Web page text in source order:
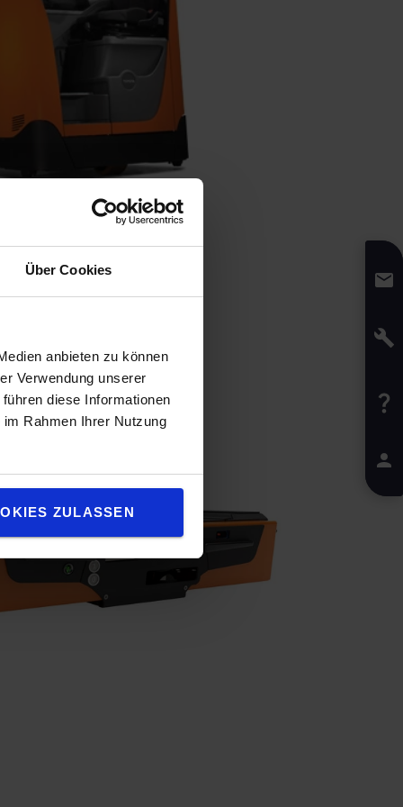
Über Cookies
anbieten zu können
Verwendung unserer
diese Informationen
Rahmen Ihrer Nutzung
ZULASSEN